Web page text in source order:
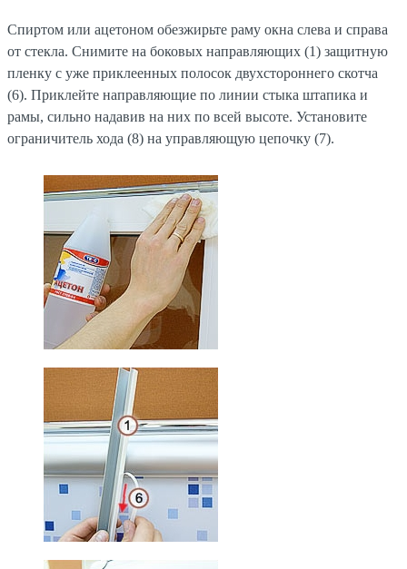
Спиртом или ацетоном обезжирьте раму окна слева и справа
от стекла. Снимите на боковых направляющих (1) защитную
пленку с уже приклеенных полосок двухстороннего скотча
(6). Приклейте направляющие по линии стыка штапика и
рамы, сильно надавив на них по всей высоте. Установите
ограничитель хода (8) на управляющую цепочку (7).